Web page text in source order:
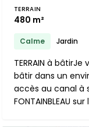
TERRAIN
480 m²
Calme Jardin
TERRAIN à
bâtir dans un
accès au canal à
FONTAINBLEAU